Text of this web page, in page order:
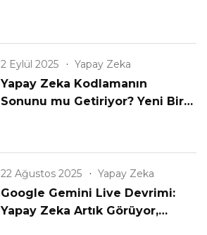
2 Eylül 2025 Yapay Zeka
Yapay Zeka Kodlamanın
Sonunu mu Getiriyor? Yeni Bir
22 Ağustos 2025 Yapay Zeka
Google Gemini Live Devrimi:
Yapay Zeka Artık Görüyor,